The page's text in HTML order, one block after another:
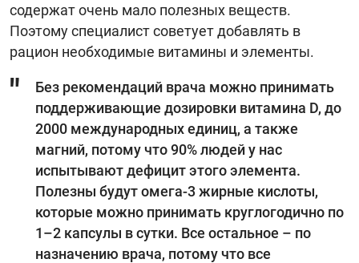
содержат очень мало полезных веществ.
Поэтому специалист советует добавлять в
рацион необходимые витамины и элементы.
Без рекомендаций врача можно принимать
поддерживающие дозировки витамина D, до
2000 международных единиц, а также
магний, потому что 90% людей у нас
испытывают дефицит этого элемента.
Полезны будут омега-3 жирные кислоты,
которые можно принимать круглогодично по
1–2 капсулы в сутки. Все остальное – по
назначению врача, потому что все